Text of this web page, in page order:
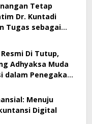
Tetap
Dr. Kuntadi
Tugas sebagai
Resmi Di Tutup,
Adhyaksa Muda
dalam Penegakan
Menuju
Digital